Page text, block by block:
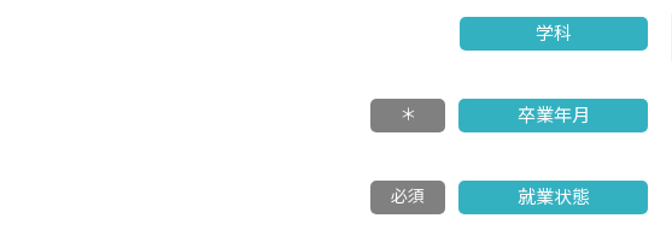
学科
＊ 卒業年月
必須 就業状態